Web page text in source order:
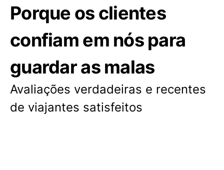
Porque os clientes
confiam em nós para
guardar as malas
Avaliações verdadeiras e recentes
de viajantes satisfeitos